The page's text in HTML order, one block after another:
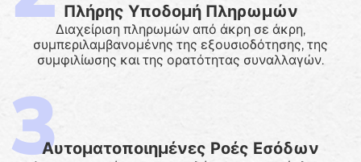
Πλήρης Υποδομή Πληρωμών
Διαχείριση πληρωμών από άκρη σε άκρη,
συμπεριλαμβανομένης της εξουσιοδότησης, της
συμφιλίωσης και της ορατότητας συναλλαγών.
Αυτοματοποιημένες Ροές Εσόδων